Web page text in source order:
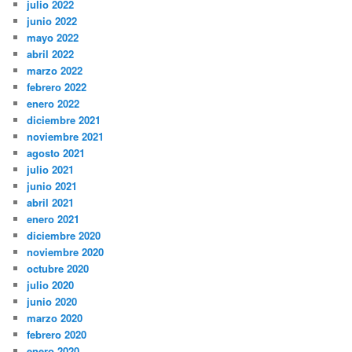
julio 2022
junio 2022
mayo 2022
abril 2022
marzo 2022
febrero 2022
enero 2022
diciembre 2021
noviembre 2021
agosto 2021
julio 2021
junio 2021
abril 2021
enero 2021
diciembre 2020
noviembre 2020
octubre 2020
julio 2020
junio 2020
marzo 2020
febrero 2020